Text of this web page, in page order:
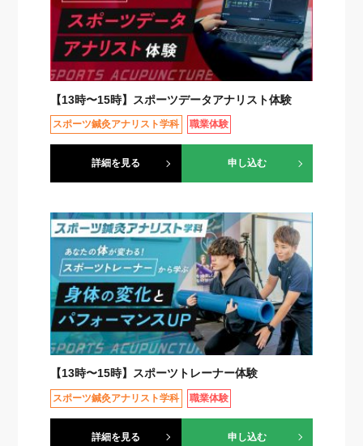
【13時〜15時】スポーツデータアナリスト体験
スポーツ鍼灸アナリスト学科 職業体験
詳細を見る 申し込む
【13時〜15時】スポーツトレーナー体験
スポーツ鍼灸アナリスト学科 職業体験
詳細を見る 申し込む